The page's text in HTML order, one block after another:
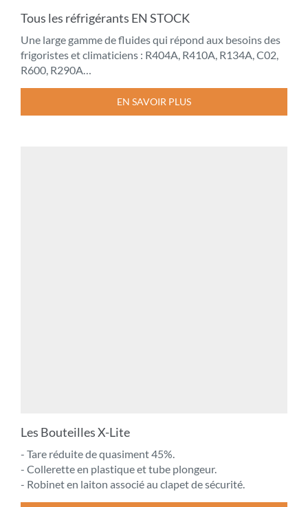
Tous les réfrigérants EN STOCK
Une large gamme de fluides qui répond aux besoins des
frigoristes et climaticiens : R404A, R410A, R134A, C02,
R600, R290A…
EN SAVOIR PLUS
Les Bouteilles X-Lite
- Tare réduite de quasiment 45%.
- Collerette en plastique et tube plongeur.
- Robinet en laiton associé au clapet de sécurité.